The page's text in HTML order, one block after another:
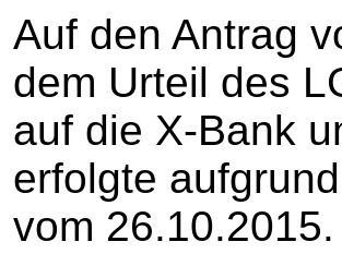
Auf den Antrag
dem Urteil des
auf die X-Bank
erfolgte
vom 26.10.2015.